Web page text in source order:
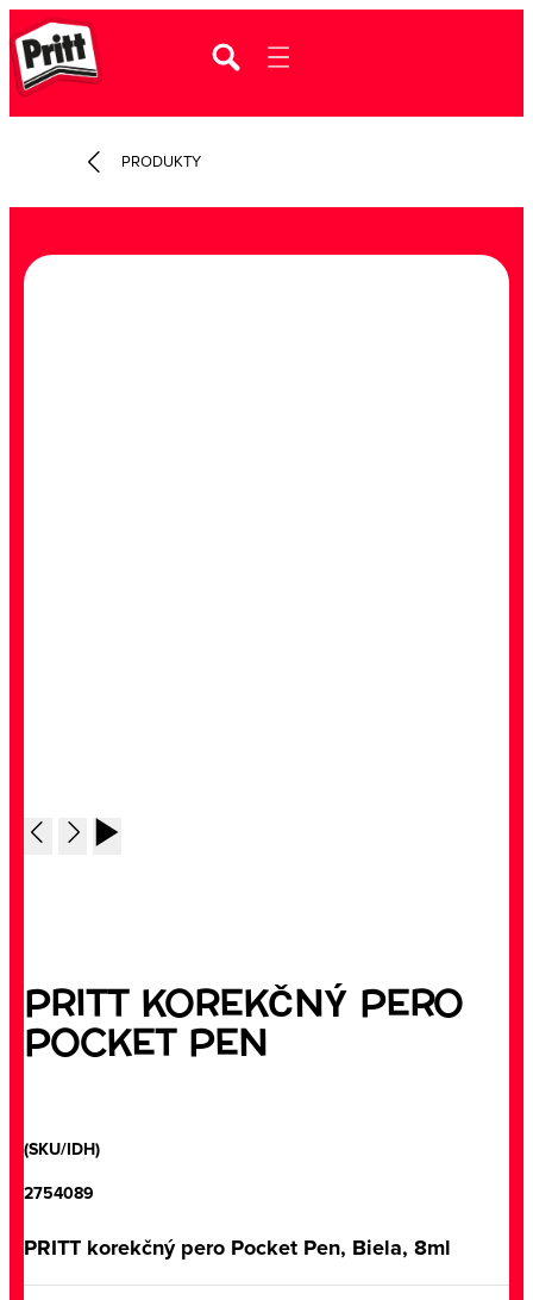
PRODUKTY
PRITT KOREKČNÝ PERO
POCKET PEN
(SKU/IDH)
2754089
PRITT korekčný pero Pocket Pen, Biela, 8ml